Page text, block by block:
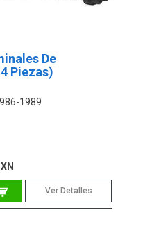
De
Piezas)
1989
Ver Detalles